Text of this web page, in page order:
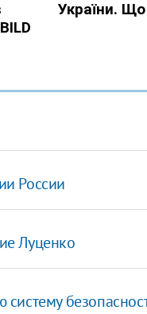
России
Луценко